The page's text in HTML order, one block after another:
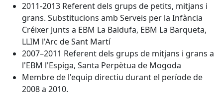
2011-2013 Referent dels grups de petits, mitjans i
grans. Substitucions amb Serveis per la Infància
Créixer Junts a EBM La Baldufa, EBM La Barqueta,
LLIM l'Arc de Sant Martí
2007–2011 Referent dels grups de mitjans i grans a
l'EBM l'Espiga, Santa Perpètua de Mogoda
Membre de l'equip directiu durant el període de
2008 a 2010.